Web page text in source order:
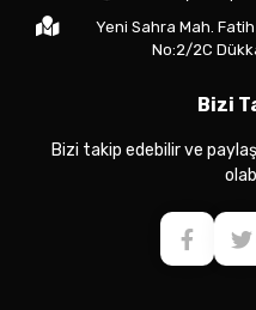
Yeni Sahra Mah.
No:2/2C
Bizi
Bizi takip edebilir ve